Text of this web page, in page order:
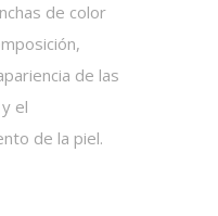
de color
de las
el
de la piel.